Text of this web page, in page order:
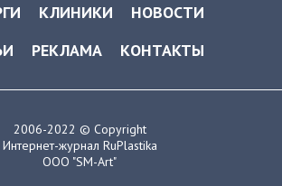
КЛИНИКИ
НОВОСТИ
РЕКЛАМА КОНТАКТЫ
2006-2022 © Copyright
Интернет-журнал RuPlastika
ООО "SM-Art"